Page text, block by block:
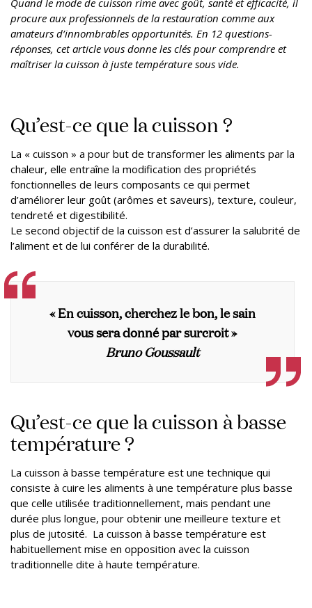
Quand le mode de cuisson rime avec goût, santé et efficacité, il
procure aux professionnels de la restauration comme aux
amateurs d’innombrables opportunités. En 12 questions-
réponses, cet article vous donne les clés pour comprendre et
maîtriser la cuisson à juste température sous vide.
Qu’est-ce que la cuisson ?
La « cuisson » a pour but de transformer les aliments par la
chaleur, elle entraîne la modification des propriétés
fonctionnelles de leurs composants ce qui permet
d’améliorer leur goût (arômes et saveurs), texture, couleur,
tendreté et digestibilité.
Le second objectif de la cuisson est d’assurer la salubrité de
l’aliment et de lui conférer de la durabilité.
« En cuisson, cherchez le bon, le sain
vous sera donné par surcroit »
Bruno Goussault
Qu’est-ce que la cuisson à basse
température ?
La cuisson à basse température est une technique qui
consiste à cuire les aliments à une température plus basse
que celle utilisée traditionnellement, mais pendant une
durée plus longue, pour obtenir une meilleure texture et
plus de jutosité. La cuisson à basse température est
habituellement mise en opposition avec la cuisson
traditionnelle dite à haute température.